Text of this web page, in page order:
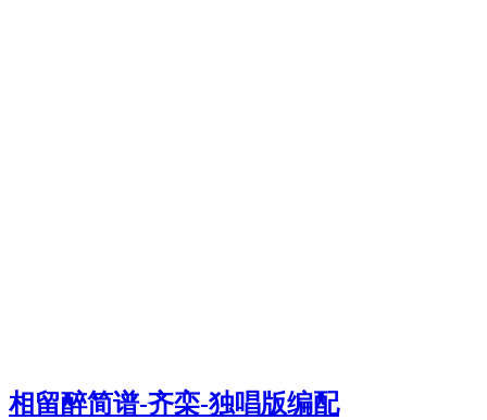
相留醉简谱-齐栾-独唱版编配